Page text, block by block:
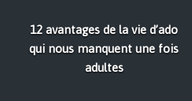
12 avantages de la vie d’ado
qui nous manquent une fois
adultes